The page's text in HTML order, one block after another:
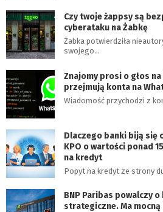
Czy twoje żappsy są
cyberataku na Żabkę
Żabka potwierdziła
swojego…
Znajomy prosi o głos
przejmują konta na
Wiadomość przychodzi z
Dlaczego banki biją się
KPO o wartości ponad
na kredyt
Popyt na kredyt ze strony
BNP Paribas powalczy
strategiczne. Ma